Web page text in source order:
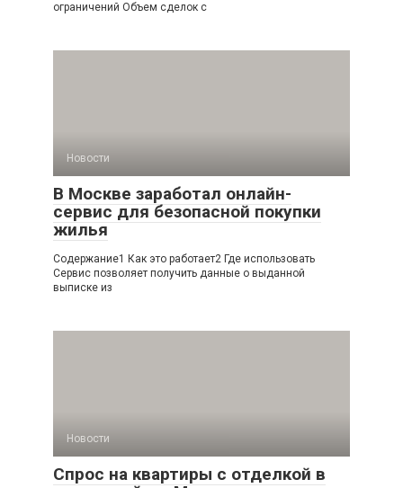
ограничений Объем сделок с
Новости
В Москве заработал онлайн-
сервис для безопасной покупки
жилья
Содержание1 Как это работает2 Где использовать
Сервис позволяет получить данные о выданной
выписке из
Новости
Спрос на квартиры с отделкой в